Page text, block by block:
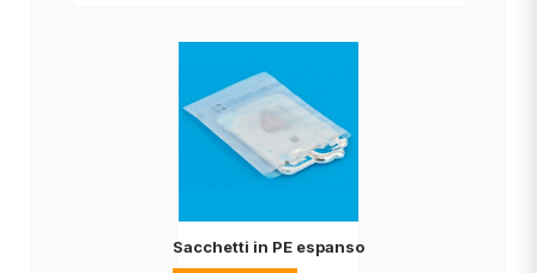
Sacchetti in PE espanso